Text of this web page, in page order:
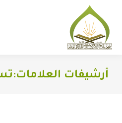
أرشيفات العلامات: